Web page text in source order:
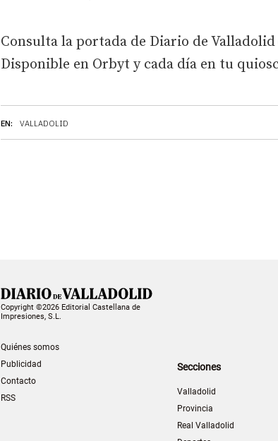
EN: VALLADOLID
Consulta la portada de Diario de Valladolid
Disponible en Orbyt y cada día en tu
Copyright ©2026 Editorial Castellana de
Impresiones, S.L.
Quiénes somos
Publicidad
Contacto
RSS
Secciones
Valladolid
Provincia
Real Valladolid